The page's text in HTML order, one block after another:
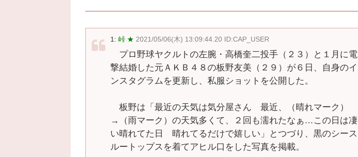
1: 峠 ★ 2021/05/06(木) 13:09:44.20 ID:CAP_USER
プロ野球ヤクルトの左腕・高橋奎二投手（２３）と１月に電
撃結婚した元ＡＫＢ４８の板野友美（２９）が６日、自身のイ
ンスタグラムを更新し、私服ショットを公開した。
板野は「最近の天気は気分屋さん 最近、（晴れマーク）
→（雨マーク）の天気多くて、２回も濡れたなぁ…この日は凄
い晴れてた日 晴れてるだけで嬉しい」とつづり、黒のシース
ルートップスを着てアヒル口をした写真を掲載。